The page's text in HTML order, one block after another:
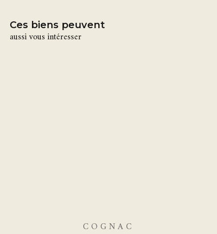
Ces biens peuvent
aussi vous intéresser
COGNAC